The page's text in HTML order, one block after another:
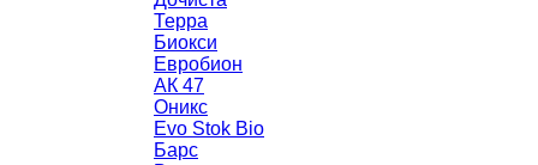
Терра
Биокси
Евробион
АК 47
Оникс
Evo Stok Bio
Барс